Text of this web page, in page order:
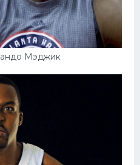
Мэджик